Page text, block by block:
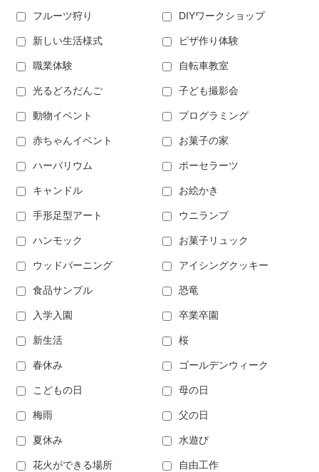
フルーツ狩り DIYワークショップ
新しい生活様式 ピザ作り体験
職業体験 自転車教室
光るどろだんご 子ども撮影会
動物イベント プログラミング
赤ちゃんイベント お菓子の家
ハーバリウム ポーセラーツ
キャンドル お絵かき
手形足型アート ウニランプ
ハンモック お菓子リュック
ウッドバーニング アイシングクッキー
食品サンプル 恐竜
入学入園 卒業卒園
新生活 桜
春休み ゴールデンウィーク
こどもの日 母の日
梅雨 父の日
夏休み 水遊び
花火ができる場所 自由工作